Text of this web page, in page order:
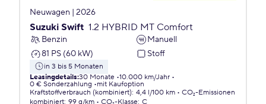
Neuwagen | 2026
Suzuki Swift 1.2 HYBRID MT Comfort
Benzin
Manuell
81 PS (60 kW)
Stoff
in 3 bis 5 Monaten
Leasingdetails:30 Monate 10.000 km/Jahr
0 € Sonderzahlung
mit Kaufoption
Kraftstoffverbrauch (kombiniert): 4,4 l/100 km
CO₂-Emissionen
kombiniert: 99 g/km CO₂-Klasse: C